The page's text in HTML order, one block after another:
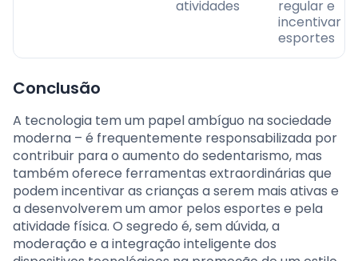
atividades
regular e
incentivar
esportes
Conclusão
A tecnologia tem um papel ambíguo na sociedade
moderna – é frequentemente responsabilizada por
contribuir para o aumento do sedentarismo, mas
também oferece ferramentas extraordinárias que
podem incentivar as crianças a serem mais ativas e
a desenvolverem um amor pelos esportes e pela
atividade física. O segredo é, sem dúvida, a
moderação e a integração inteligente dos